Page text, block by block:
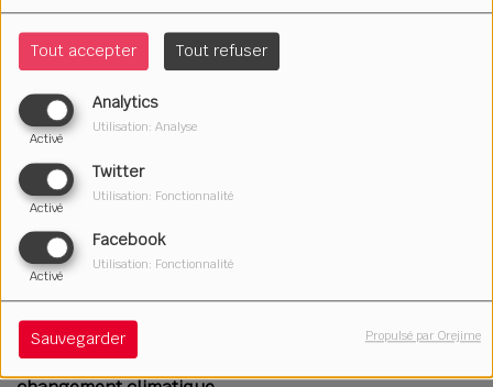
Tout accepter Tout refuser
Analytics
Activé
Utilisation: Analyse
Twitter
Activé
Utilisation: Fonctionnalité
Facebook
Activé
Utilisation: Fonctionnalité
Sauvegarder Propulsé par Orejime
31 mai 2024
Écouter le podcast
L'émission "Cap zéro carbone !" vous propose des
actions locales pour s'organiser et s'adapter au